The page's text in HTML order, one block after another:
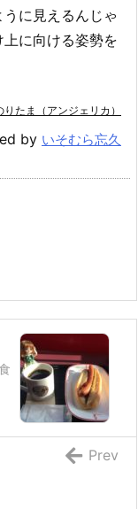
に見えるんじゃ
に向ける姿勢を
りたま（アンジェリカ）
by いそむら忘久
Prev